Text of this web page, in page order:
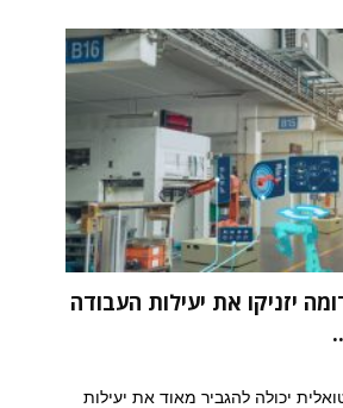
יזניקו את יעילות העבודה
יכולה להגביר מאוד את יעילות